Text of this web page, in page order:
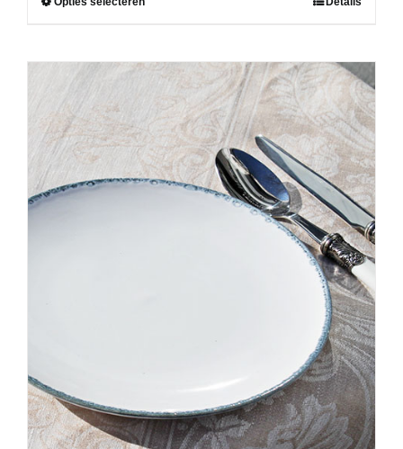
meerdere
variaties.
Deze
optie
kan
gekozen
worden